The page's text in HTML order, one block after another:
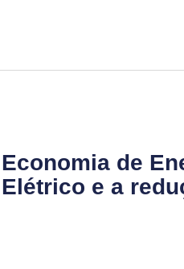
Economia de
Elétrico e a